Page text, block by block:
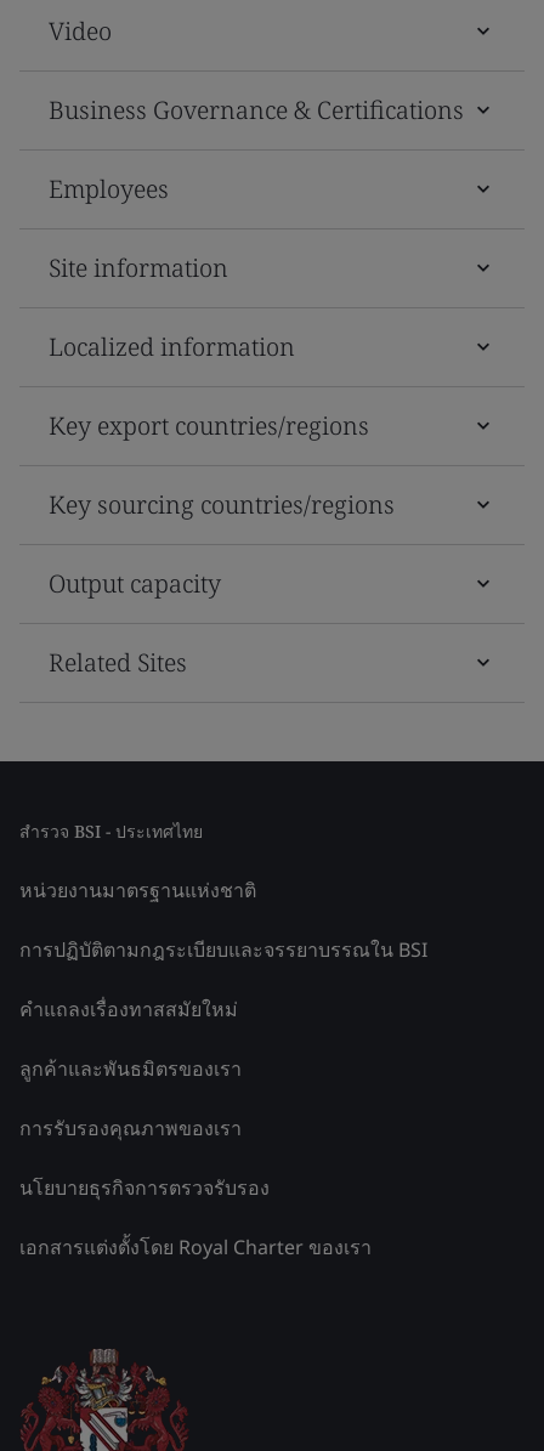
Video
Business Governance & Certifications
Employees
Site information
Localized information
Key export countries/regions
Key sourcing countries/regions
Output capacity
Related Sites
สำรวจ BSI - ประเทศไทย
หน่วยงานมาตรฐานแห่งชาติ
การปฏิบัติตามกฎระเบียบและจรรยาบรรณใน BSI
คำแถลงเรื่องทาสสมัยใหม่
ลูกค้าและพันธมิตรของเรา
การรับรองคุณภาพของเรา
นโยบายธุรกิจการตรวจรับรอง
เอกสารแต่งตั้งโดย Royal Charter ของเรา